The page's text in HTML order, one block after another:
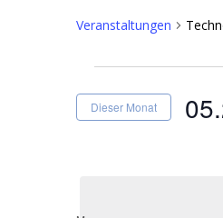
Veranstaltungen
Dieser Monat